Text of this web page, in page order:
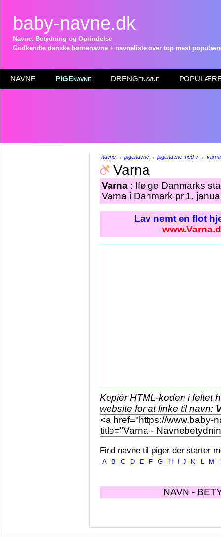
baby-navne.dk
Navne: Betydning og Oprindelse
Godkendte danske børnenavne + navneliste over top mest
NAVNE PIGEnavne DRENGenavne POPULÆRE
navne→ pigenavne→ pigenavne med v→ varna
Varna
Varna : Ifølge Danmarks
Varna i Danmark pr 1.
Lav nemt en flot
Kopiér HTML-koden i feltet
website for at linke til navn:
Find navne til piger der starter
A B C D E F G H J K L M
NAVN -